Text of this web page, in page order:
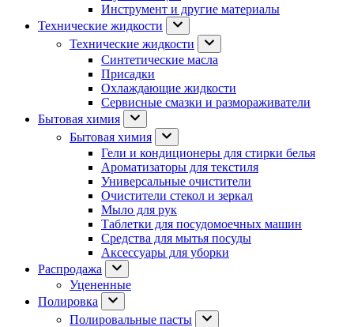
Инструмент и другие материалы
Технические жидкости
Технические жидкости
Синтетические масла
Присадки
Охлаждающие жидкости
Сервисные смазки и размораживатели
Бытовая химия
Бытовая химия
Гели и кондиционеры для стирки белья
Ароматизаторы для текстиля
Универсальные очистители
Очистители стекол и зеркал
Мыло для рук
Таблетки для посудомоечных машин
Средства для мытья посуды
Аксессуары для уборки
Распродажа
Уцененные
Полировка
Полировальные пасты